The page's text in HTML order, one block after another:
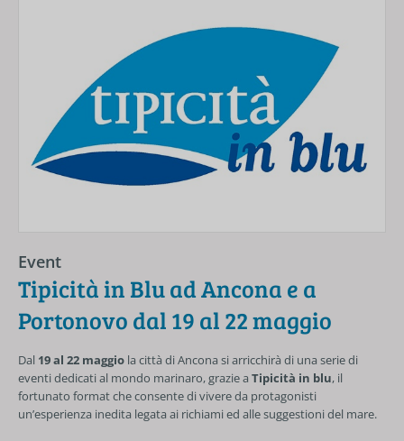
Event
Tipicità in Blu ad Ancona e a
Portonovo dal 19 al 22 maggio
Dal 19 al 22 maggio la città di Ancona si arricchirà di una serie di
eventi dedicati al mondo marinaro, grazie a Tipicità in blu, il
fortunato format che consente di vivere da protagonisti
un’esperienza inedita legata ai richiami ed alle suggestioni del mare.